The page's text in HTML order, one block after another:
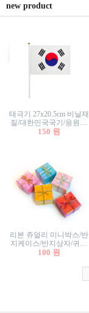
new product
태극기 27x20.5cm 비닐재
질/대한민국국기/응원깃
발/행사깃발
150 원
리본 쥬얼리 미니박스/반
지케이스/반지상자/귀걸
이상자/귀걸이박스/악세
100 원